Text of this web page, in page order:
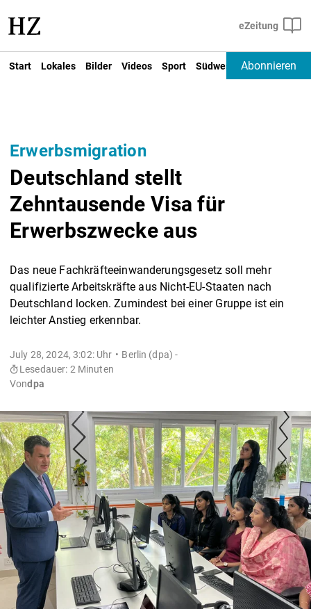
Start Lokales Bilder Videos Sport Südwest Deutschland
Abonnieren
Erwerbsmigration
Deutschland stellt
Zehntausende Visa für
Erwerbszwecke aus
Das neue Fachkräfteeinwanderungsgesetz soll mehr
qualifizierte Arbeitskräfte aus Nicht-EU-Staaten nach
Deutschland locken. Zumindest bei einer Gruppe ist ein
leichter Anstieg erkennbar.
July 28, 2024, 3:02: Uhr
Berlin (dpa) -
Lesedauer: 2 Minuten
Vondpa